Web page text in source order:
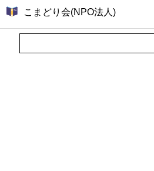
ホテル
こまどり会(NPO法人)